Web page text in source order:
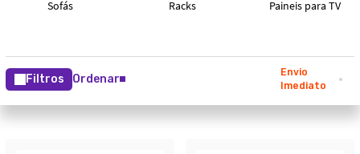
Filtros Ordenar
Envio
Imediato